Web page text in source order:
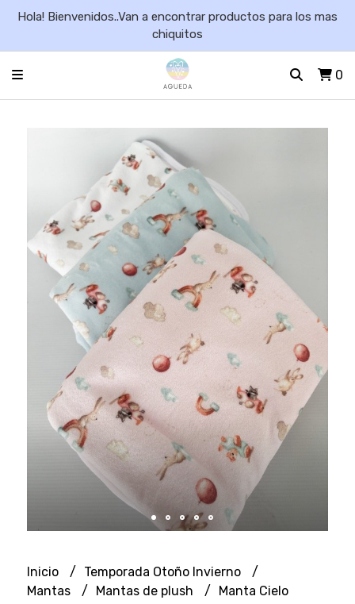
Hola! Bienvenidos..Van a encontrar productos para los mas
chiquitos
0
Inicio
Temporada Otoño Invierno
Mantas
Mantas de plush Manta Cielo